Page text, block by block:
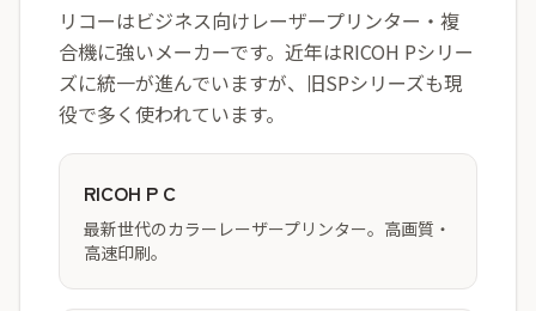
リコーはビジネス向けレーザープリンター・複
合機に強いメーカーです。近年はRICOH Pシリー
ズに統一が進んでいますが、旧SPシリーズも現
役で多く使われています。
RICOH P C
最新世代のカラーレーザープリンター。高画質・
高速印刷。